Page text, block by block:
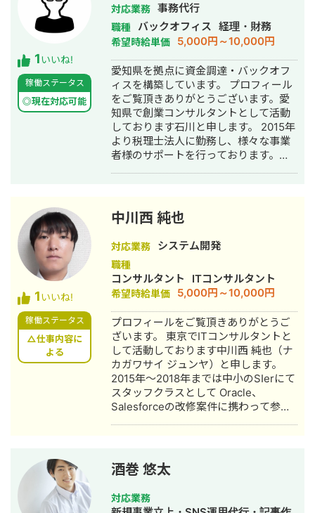
クライアントに代わって、 発注権限を
行使できる立場でお仕事させて いただ
くこともございます。 また、原価・工
数を把握した上で 予算化する営業手法
を基本としているため 受発注した案件
が赤字になったことは ございません。
【主な受発注実績（一部）】 ・物流倉
庫屋上及び外壁改修工事 （神奈川県
横浜市） 屋上：980万円、外壁：
2,990万円 ・マンション屋根全面改修
工事 （神奈川県横浜市） ５階建、
RC造、114戸 総工費：1億2,500万円
・マンション大規模修繕工事 （東京
ンション 年間修繕コンサルティング
造、276戸
1いいね!
稼働ステータス
◎現在対応可能
対応業務 事務代行
職種 バックオフィス 経理・財務
希望時給単価 5,000円～10,000円
愛知県を拠点に資金調達・バックオフ
ィスを構築しています。 プロフィール
をご覧頂きありがとうございます。愛
知県で創業コンサルタントとして活動
しております石川と申します。 2015年
より税理士法人に勤務し、様々な事業
者様のサポートを行っております。創
た。 2021年より資金調達コンサルタン
トとしても活動しております。最近は
主に、創業融資から2億円程度のM&A
資金調達をしています。 丁寧な仕事を
心がけていますので、よろしくお願い
申し上げます。
1いいね!
稼働ステータス
△仕事内容に
よる
中川西 純也
対応業務 システム開発
職種
コンサルタント ITコンサルタント
希望時給単価 5,000円～10,000円
プロフィールをご覧頂きありがとうご
ざいます。 東京でITコンサルタントと
して活動しております中川西 純也（ナ
カガワサイ ジュンヤ）と申します。
2015年～2018年までは中小のSIerにて
スタッフクラスとして Oracle、
Salesforceの改修案件に携わって参り
として Salesforceの導入、改修プロジ
ェクトに参画し ServiceCloudを利用し
たチャット機能の導入や受発注管理シ
ステムの構築、 SalesforceとSAPとの
酒巻 悠太
対応業務